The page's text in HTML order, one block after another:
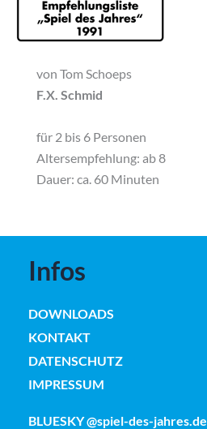
von Tom Schoeps
F.X. Schmid
für 2 bis 6 Personen
Altersempfehlung: ab 8
Dauer: ca. 60 Minuten
Infos
DOWNLOADS
KONTAKT
DATENSCHUTZ
IMPRESSUM
BLUESKY @spiel-des-jahres.de